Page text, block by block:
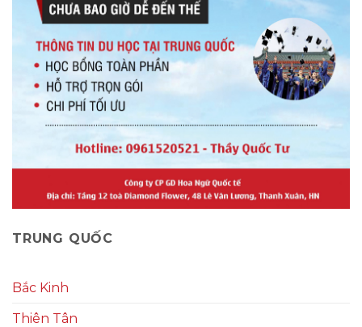
TRUNG QUỐC
Bắc Kinh
Thiên Tân